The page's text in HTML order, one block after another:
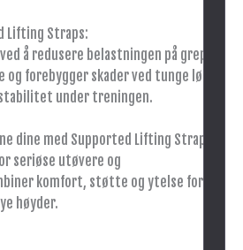
Lifting Straps:
å redusere belastningen på grepet.
og forebygger skader ved tunge løft.
under treningen.
dine med Supported Lifting Straps –
seriøse utøvere og
komfort, støtte og ytelse for å
høyder.